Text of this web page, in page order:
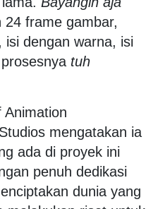
24 frame gambar,
isi dengan warna, isi
tuh
Animation
mengatakan ia
ada di proyek ini
penuh dedikasi
dunia yang